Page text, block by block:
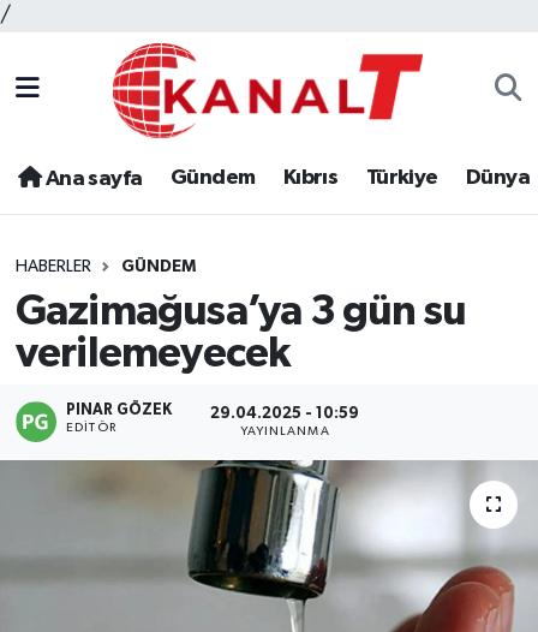
/
Ana sayfa Gündem Kıbrıs Türkiye Dünya
HABERLER GÜNDEM
Gazimağusa’ya 3 gün su
verilemeyecek
PINAR GÖZEK
EDITÖR
29.04.2025 - 10:59
YAYINLANMA